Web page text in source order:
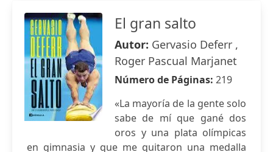
El gran salto
Autor: Gervasio Deferr ,
Roger Pascual Marjanet
Número de Páginas: 219
«La mayoría de la gente solo
sabe de mí que gané dos
oros y una plata olímpicas
en gimnasia y que me quitaron una medalla